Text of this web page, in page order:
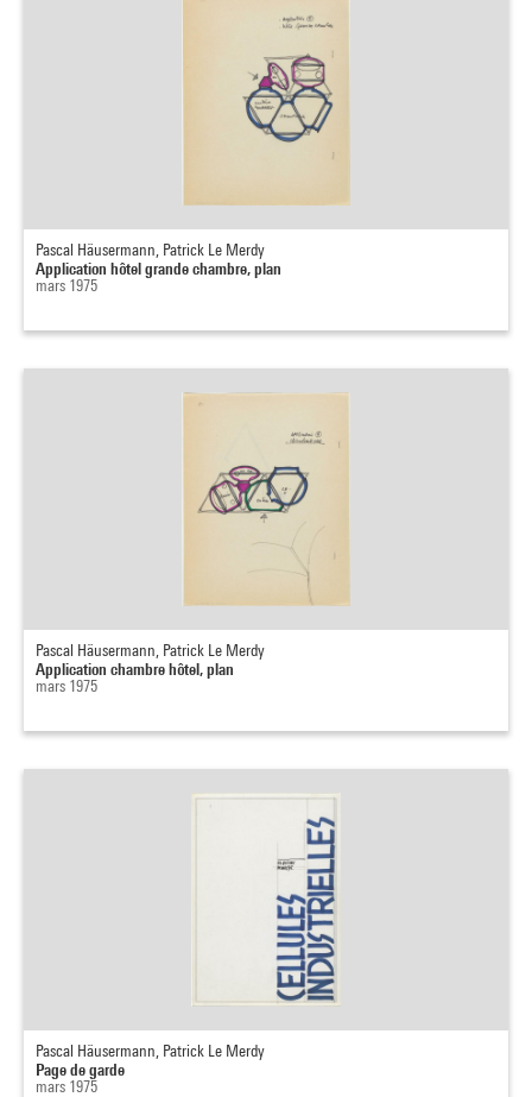
Pascal Häusermann, Patrick Le Merdy
Application hôtel grande chambre, plan
mars 1975
Pascal Häusermann, Patrick Le Merdy
Application chambre hôtel, plan
mars 1975
Pascal Häusermann, Patrick Le Merdy
Page de garde
mars 1975